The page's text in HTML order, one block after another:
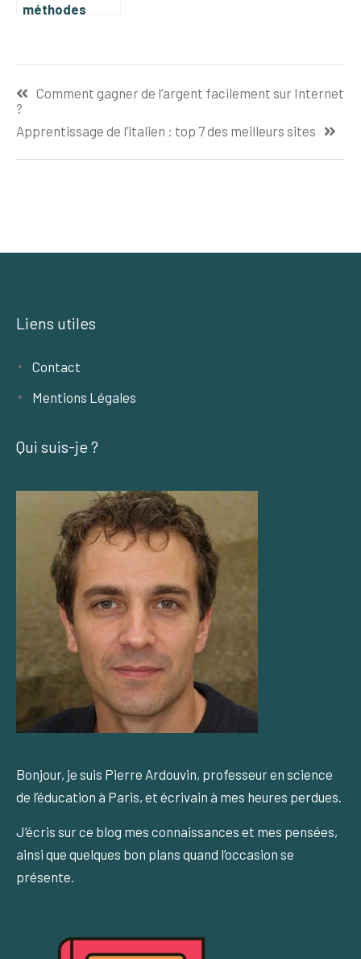
méthodes
favorisent
progression ?
de
l’article
Comment gagner de l’argent facilement sur Internet
?
Apprentissage de l’italien : top 7 des meilleurs sites
Liens utiles
Contact
Mentions Légales
Qui suis-je ?
Bonjour, je suis Pierre Ardouvin, professeur en science
de l’éducation à Paris, et écrivain à mes heures perdues.
J’écris sur ce blog mes connaissances et mes pensées,
ainsi que quelques bon plans quand l’occasion se
présente.